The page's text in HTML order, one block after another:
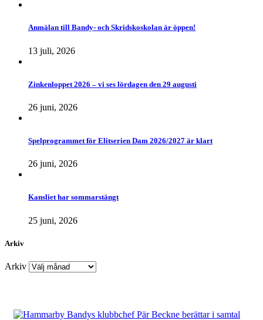
Anmälan till Bandy- och Skridskoskolan är öppen!
13 juli, 2026
Zinkenloppet 2026 – vi ses lördagen den 29 augusti
26 juni, 2026
Spelprogrammet för Elitserien Dam 2026/2027 är klart
26 juni, 2026
Kansliet har sommarstängt
25 juni, 2026
Arkiv
Arkiv